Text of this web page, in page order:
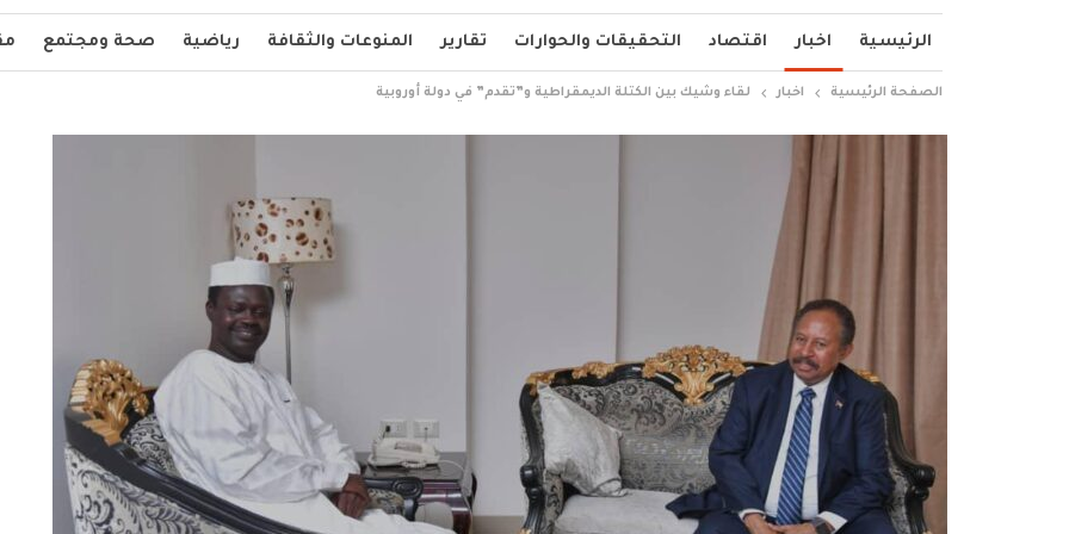
الرئيسية اخبار اقتصاد التحقيقات والحوارات تقارير المنوعات والثقافة رياضية صحة ومجتمع
الصفحة الرئيسية اخبار لقاء وشيك بين الكتلة الديمقراطية و”تقدم” في دولة أوروبية